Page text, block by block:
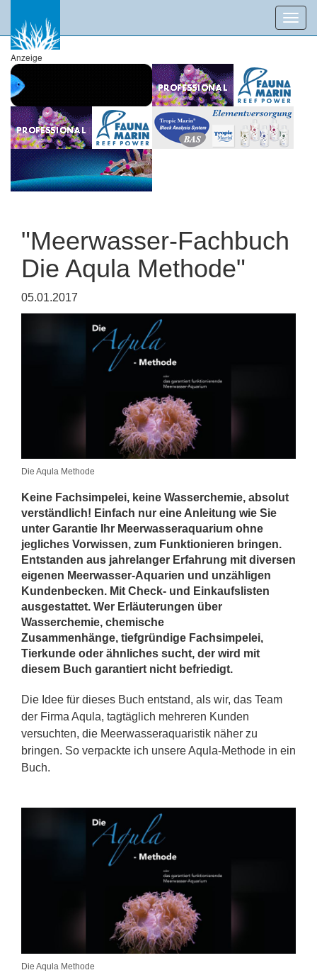
Anzeige
"Meerwasser-Fachbuch
Die Aqula Methode"
05.01.2017
Die Aqula Methode
Keine Fachsimpelei, keine Wasserchemie, absolut
verständlich! Einfach nur eine Anleitung wie Sie
unter Garantie Ihr Meerwasseraquarium ohne
jegliches Vorwissen, zum Funktionieren bringen.
Entstanden aus jahrelanger Erfahrung mit diversen
eigenen Meerwasser-Aquarien und unzähligen
Kundenbecken. Mit Check- und Einkaufslisten
ausgestattet. Wer Erläuterungen über
Wasserchemie, chemische
Zusammenhänge, tiefgründige Fachsimpelei,
Tierkunde oder ähnliches sucht, der wird mit
diesem Buch garantiert nicht befriedigt.
Die Idee für dieses Buch entstand, als wir, das Team
der Firma Aqula, tagtäglich mehreren Kunden
versuchten, die Meerwasseraquaristik näher zu
bringen. So verpackte ich unsere Aqula-Methode in ein
Buch.
Die Aqula Methode